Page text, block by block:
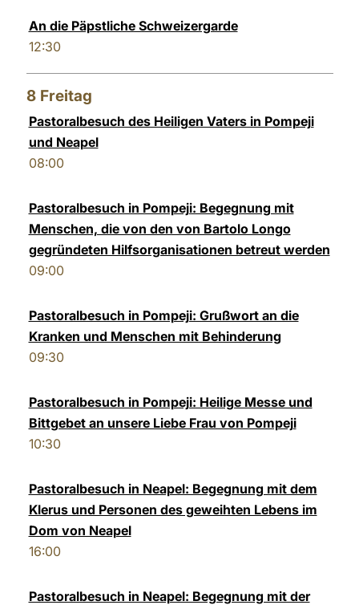
An die Päpstliche Schweizergarde
12:30
8 Freitag
Pastoralbesuch des Heiligen Vaters in Pompeji
und Neapel
08:00
Pastoralbesuch in Pompeji: Begegnung mit
Menschen, die von den von Bartolo Longo
gegründeten Hilfsorganisationen betreut werden
09:00
Pastoralbesuch in Pompeji: Grußwort an die
Kranken und Menschen mit Behinderung
09:30
Pastoralbesuch in Pompeji: Heilige Messe und
Bittgebet an unsere Liebe Frau von Pompeji
10:30
Pastoralbesuch in Neapel: Begegnung mit dem
Klerus und Personen des geweihten Lebens im
Dom von Neapel
16:00
Pastoralbesuch in Neapel: Begegnung mit der